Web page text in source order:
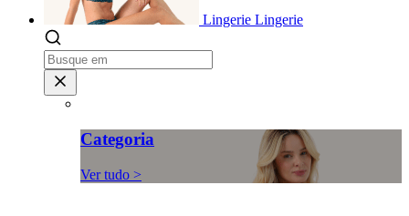
Lingerie Lingerie
Categoria
Ver tudo >